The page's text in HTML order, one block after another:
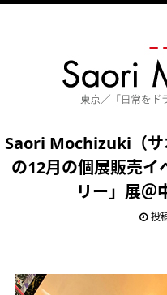
Saori Mochizuki（サ
の12月の個展販売イ
リー」展＠
投